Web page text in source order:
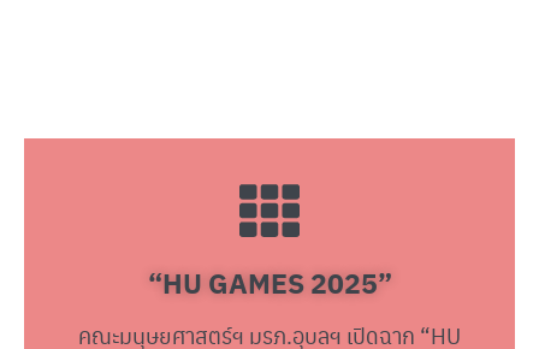
“HU GAMES 2025”
คณะมนุษยศาสตร์ฯ มรภ.อุบลฯ เปิดฉาก “HU